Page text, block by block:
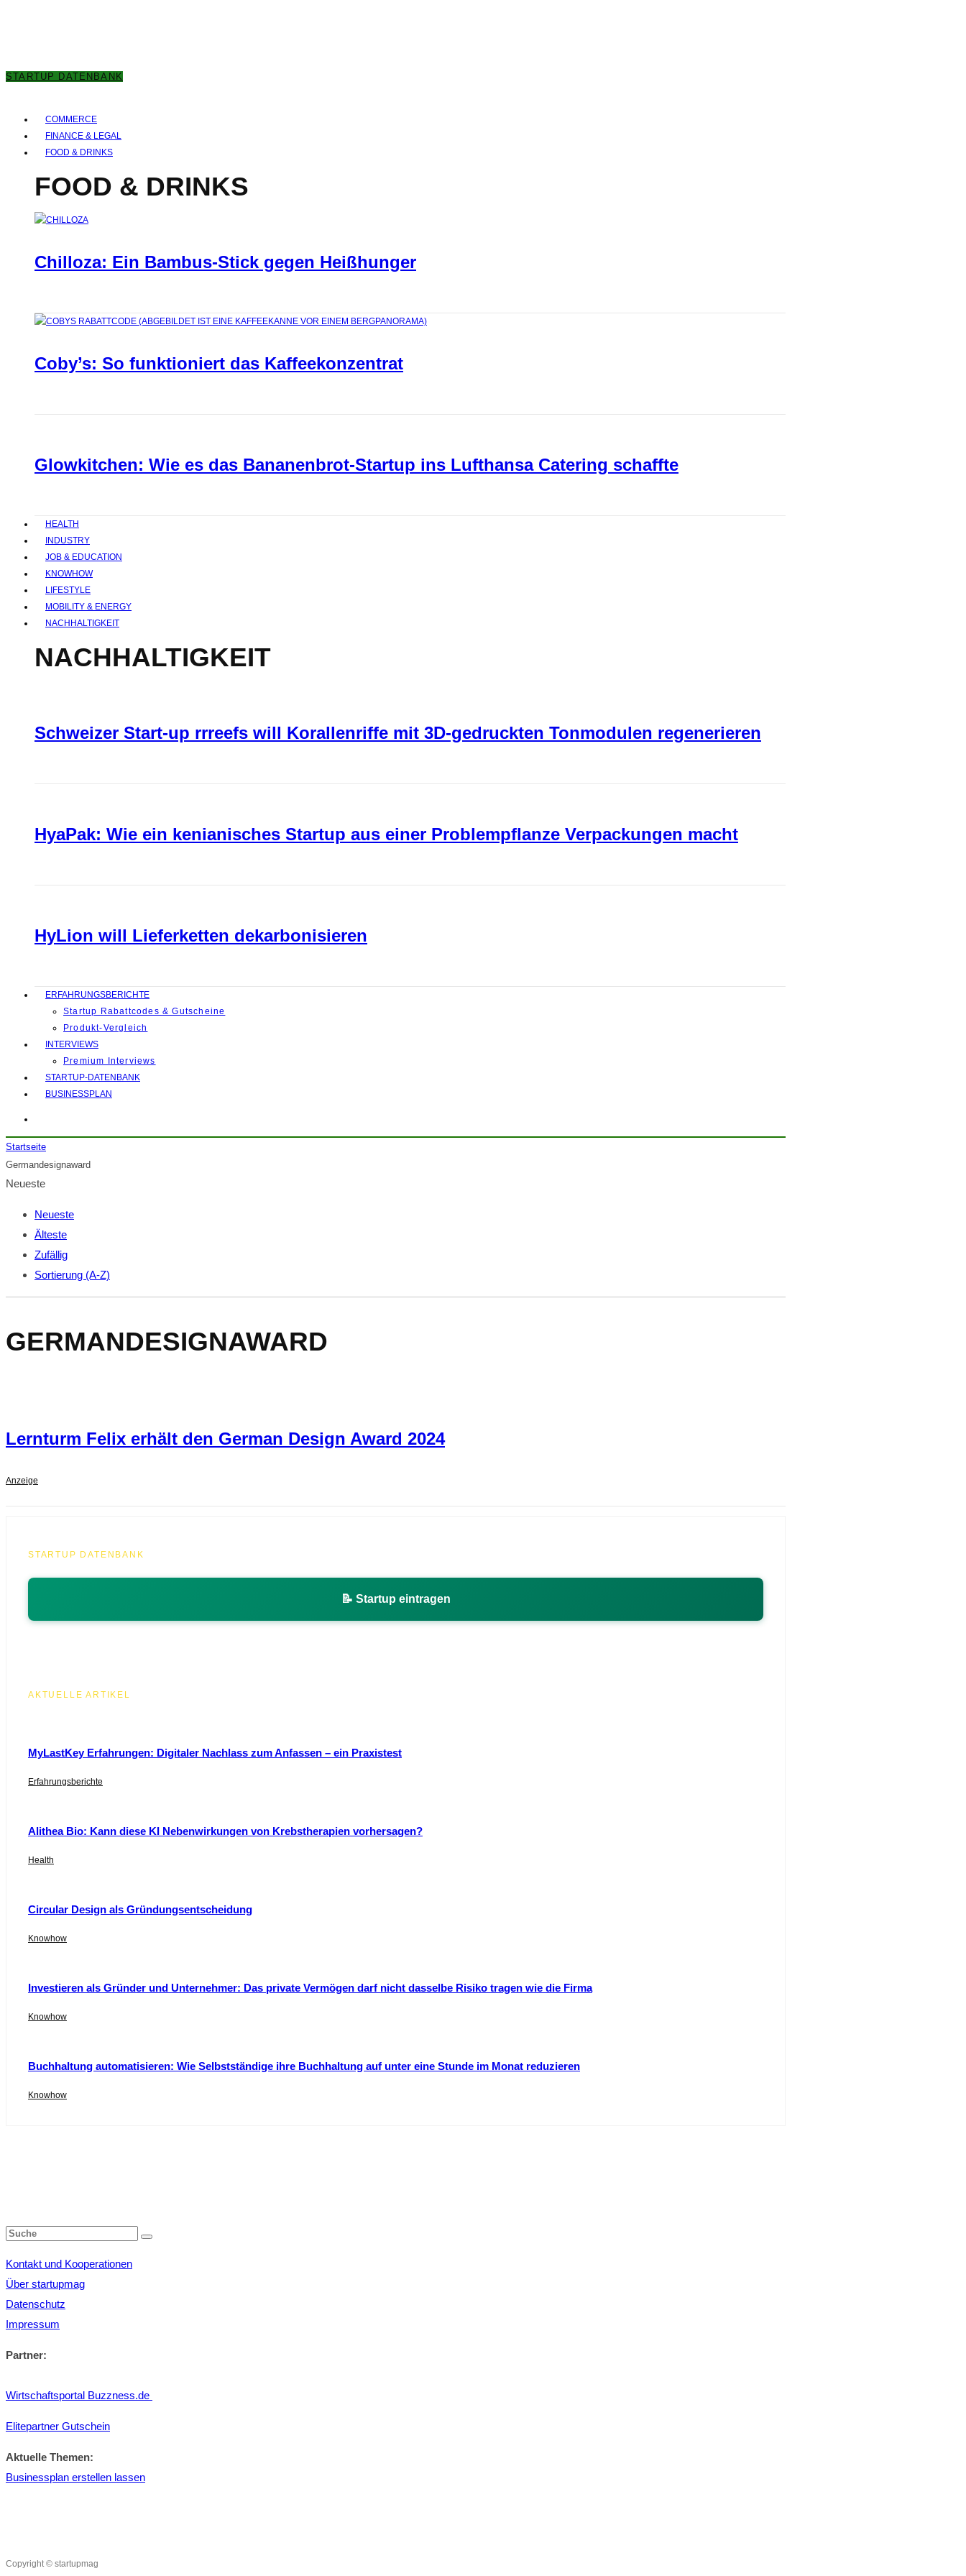
STARTUP DATENBANK
COMMERCE
FINANCE & LEGAL
FOOD & DRINKS
FOOD & DRINKS
Chilloza: Ein Bambus-Stick gegen Heißhunger
Coby’s: So funktioniert das Kaffeekonzentrat
Glowkitchen: Wie es das Bananenbrot-Startup ins Lufthansa Catering schaffte
HEALTH
INDUSTRY
JOB & EDUCATION
KNOWHOW
LIFESTYLE
MOBILITY & ENERGY
NACHHALTIGKEIT
NACHHALTIGKEIT
Schweizer Start-up rrreefs will Korallenriffe mit 3D-gedruckten Tonmodulen regenerieren
HyaPak: Wie ein kenianisches Startup aus einer Problempflanze Verpackungen macht
HyLion will Lieferketten dekarbonisieren
ERFAHRUNGSBERICHTE
Startup Rabattcodes & Gutscheine
Produkt-Vergleich
INTERVIEWS
Premium Interviews
STARTUP-DATENBANK
BUSINESSPLAN
Startseite
Germandesignaward
Neueste
Neueste
Älteste
Zufällig
Sortierung (A-Z)
GERMANDESIGNAWARD
Lernturm Felix erhält den German Design Award 2024
Anzeige
STARTUP DATENBANK
📝 Startup eintragen
AKTUELLE ARTIKEL
MyLastKey Erfahrungen: Digitaler Nachlass zum Anfassen – ein Praxistest
Erfahrungsberichte
Alithea Bio: Kann diese KI Nebenwirkungen von Krebstherapien vorhersagen?
Health
Circular Design als Gründungsentscheidung
Knowhow
Investieren als Gründer und Unternehmer: Das private Vermögen darf nicht dasselbe Risiko tragen wie die Firma
Knowhow
Buchhaltung automatisieren: Wie Selbstständige ihre Buchhaltung auf unter eine Stunde im Monat reduzieren
Knowhow
Kontakt und Kooperationen
Über startupmag
Datenschutz
Impressum
Partner:
Wirtschaftsportal Buzzness.de
Elitepartner Gutschein
Aktuelle Themen:
Businessplan erstellen lassen
Copyright © startupmag